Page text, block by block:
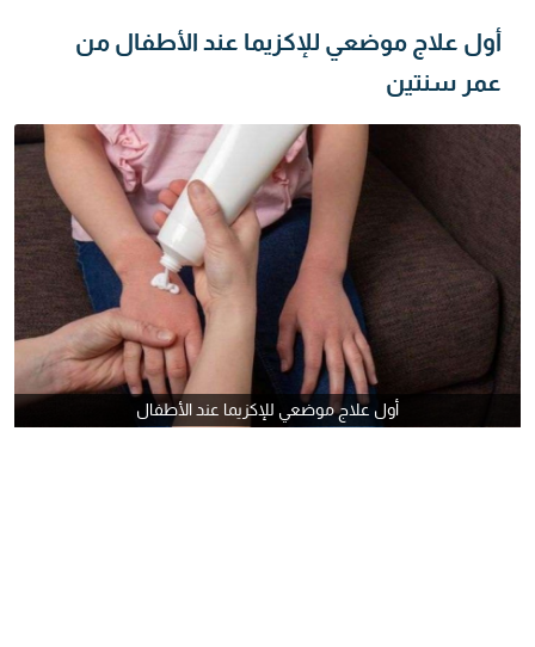
أول علاج موضعي للإكزيما عند الأطفال من
عمر سنتين
أول علاج موضعي للإكزيما عند الأطفال